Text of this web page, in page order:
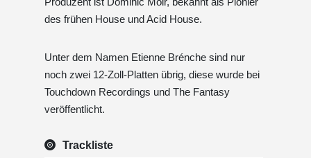
des frühen House und Acid House.
Unter dem Namen Etienne Brénche sind nur
noch zwei 12-Zoll-Platten übrig, diese wurde bei
Touchdown Recordings und The Fantasy
veröffentlicht.
Trackliste